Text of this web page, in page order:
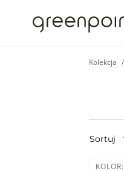
Kolekcja
Sortuj
KOLOR: